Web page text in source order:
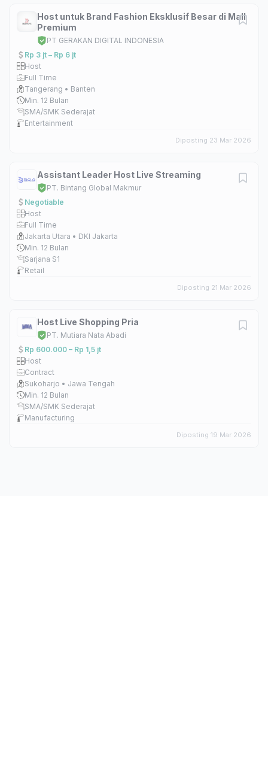
Host untuk Brand Fashion Eksklusif Besar di Mall
Premium
PT GERAKAN DIGITAL INDONESIA
Rp 3 jt – Rp 6 jt
Host
Full Time
Tangerang • Banten
Min. 12 Bulan
SMA/SMK Sederajat
Entertainment
Diposting 23 Mar 2026
Assistant Leader Host Live Streaming
PT. Bintang Global Makmur
Negotiable
Host
Full Time
Jakarta Utara • DKI Jakarta
Min. 12 Bulan
Sarjana S1
Retail
Diposting 21 Mar 2026
Host Live Shopping Pria
PT. Mutiara Nata Abadi
Rp 600.000 – Rp 1,5 jt
Host
Contract
Sukoharjo • Jawa Tengah
Min. 12 Bulan
SMA/SMK Sederajat
Manufacturing
Diposting 19 Mar 2026